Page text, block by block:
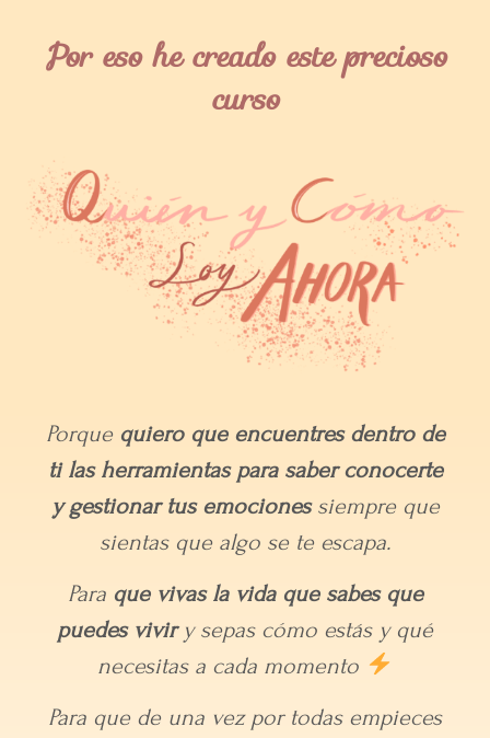
Por eso he creado este precioso
curso
Porque quiero que encuentres dentro de
ti las herramientas para saber conocerte
y gestionar tus emocionessiempre que
sientas que algo se te escapa.
Para que vivas la vida que sabes que
puedes viviry sepas cómo estás y qué
necesitas a cada momento
Para que de una vez por todas empieces